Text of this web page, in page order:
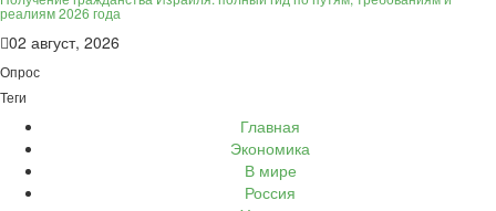
реалиям 2026 года
02 август, 2026
Опрос
Теги
Главная
Экономика
В мире
Россия